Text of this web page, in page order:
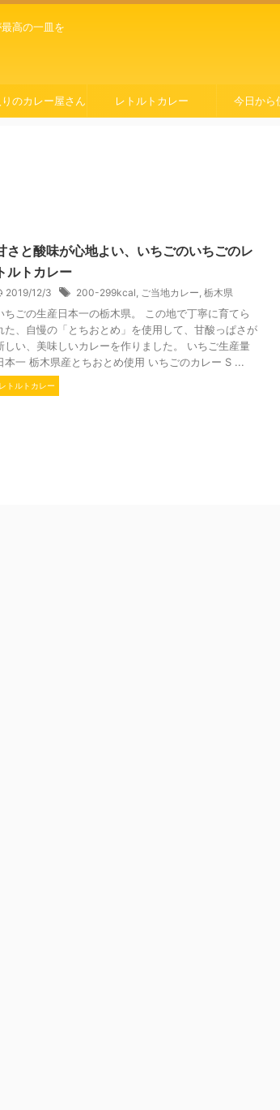
高の一皿を
のカレー屋さん レトルトカレー 今日から
さと酸味が心地よい、いちごのいちごのレ
トルトカレー
2019/12/3 200-299kcal, ご当地カレー, 栃木県
ちごの生産日本一の栃木県。 この地で丁寧に育てら
た、自慢の「とちおとめ」を使用して、甘酸っぱさが
しい、美味しいカレーを作りました。 いちご生産量
本一 栃木県産とちおとめ使用 いちごのカレー S ...
レトルトカレー